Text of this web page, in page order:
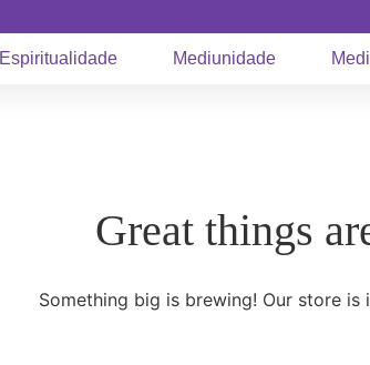
Espiritualidade Mediunidade
Great things
Something big is brewing! Our store